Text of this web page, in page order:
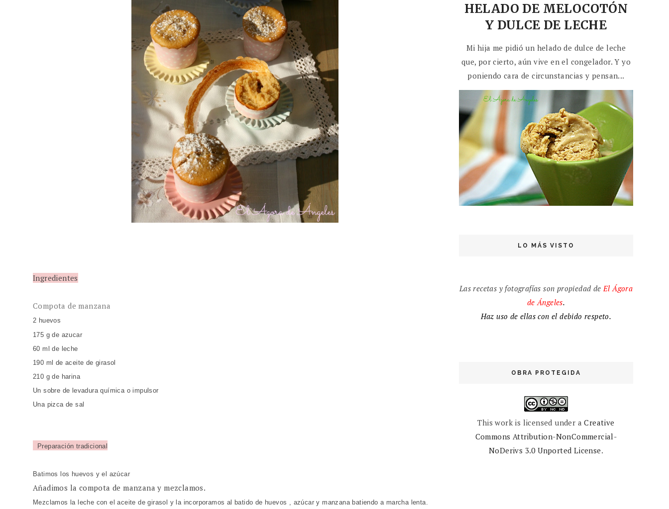
Ingredientes
Compota de manzana
2 huevos
175 g de azucar
60 ml de leche
190 ml de aceite de girasol
210 g de harina
Un sobre de levadura química o impulsor
Una pizca de sal
Preparación tradicional
Batimos los huevos y el azúcar
Añadimos la compota de manzana y mezclamos.
Mezclamos la leche con el aceite de girasol y la incorporamos al batido de huevos , azúcar y manzana batiendo a marcha lenta.
HELADO DE MELOCOTÓN
Y DULCE DE LECHE
Mi hija me pidió un helado de dulce de leche
que, por cierto, aún vive en el congelador. Y yo
poniendo cara de circunstancias y pensan...
LO MÁS VISTO
Las recetas y fotografías son propiedad deElÁgora
de Ángeles.
Haz uso de ellas con el debido respeto.
OBRA PROTEGIDA
This work is licensed under aCreative
Commons Attribution-NonCommercial-
NoDerivs 3.0 Unported License.